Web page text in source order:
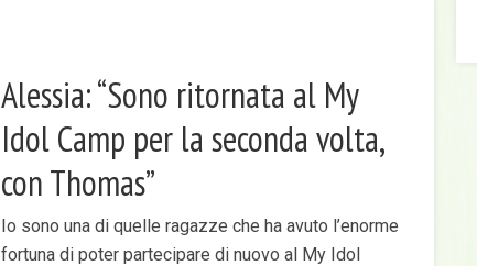
Alessia: “Sono ritornata al My
Idol Camp per la seconda volta,
con Thomas”
Io sono una di quelle ragazze che ha avuto l’enorme
fortuna di poter partecipare di nuovo al My Idol